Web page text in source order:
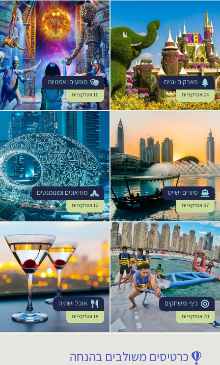
אקסטרים וספורט
33 אטרקציות
כרטיסים משולבים בהנחה